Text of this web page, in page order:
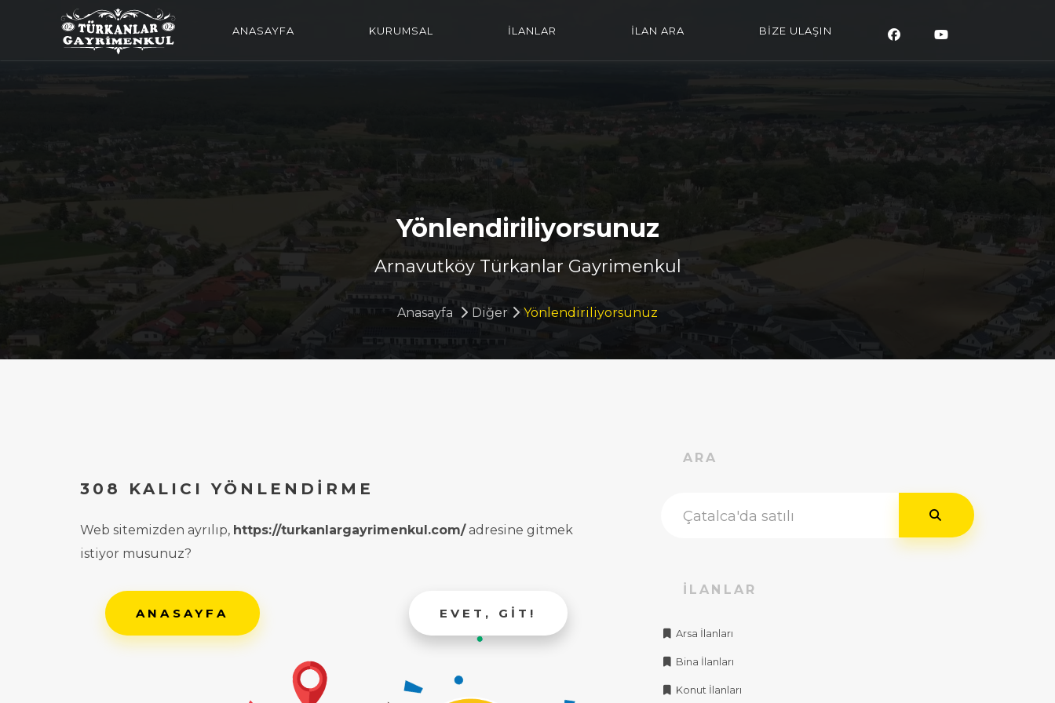
ANASAYFA KURUMSAL İLANLAR İLAN ARA BİZE ULAŞIN
Yönlendiriliyorsunuz
Arnavutköy Türkanlar Gayrimenkul
Anasayfa Diğer Yönlendiriliyorsunuz
308 KALICI YÖNLENDIRME
Web sitemizden ayrılıp, https://turkanlargayrimenkul.com/adresine gitmek
istiyor musunuz?
ANASAYFA EVET, GIT!
ARA
İLANLAR
Arsa İlanları
Bina İlanları
Konut İlanları